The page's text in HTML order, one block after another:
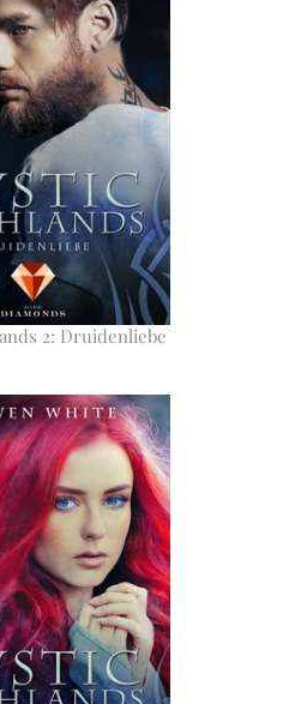
2: Druidenliebe